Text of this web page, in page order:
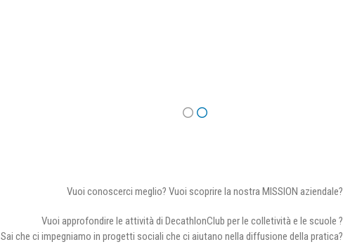
Vuoi conoscerci meglio? Vuoi scoprire la nostra MISSION aziendale?
Vuoi approfondire le attività di DecathlonClub per le colletività e le scuole ?
Sai che ci impegniamo in progetti sociali che ci aiutano nella diffusione della pratica?